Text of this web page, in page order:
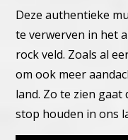
Deze authentieke
te verwerven in het
rock veld. Zoals al
om ook meer
land. Zo te zien gaat
stop houden in ons